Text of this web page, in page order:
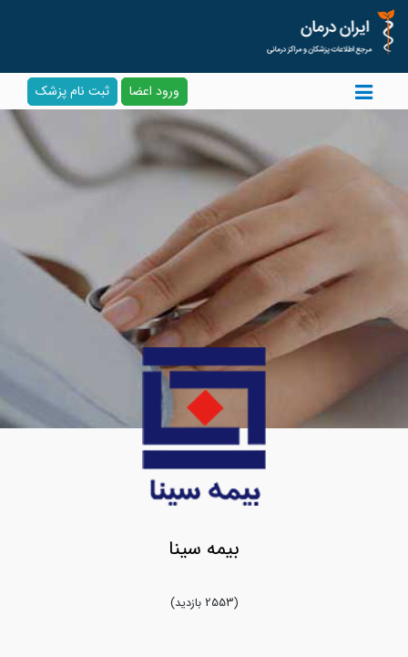
ورود اعضا ثبت نام پزشک
بیمه سینا
(2553 بازدید)